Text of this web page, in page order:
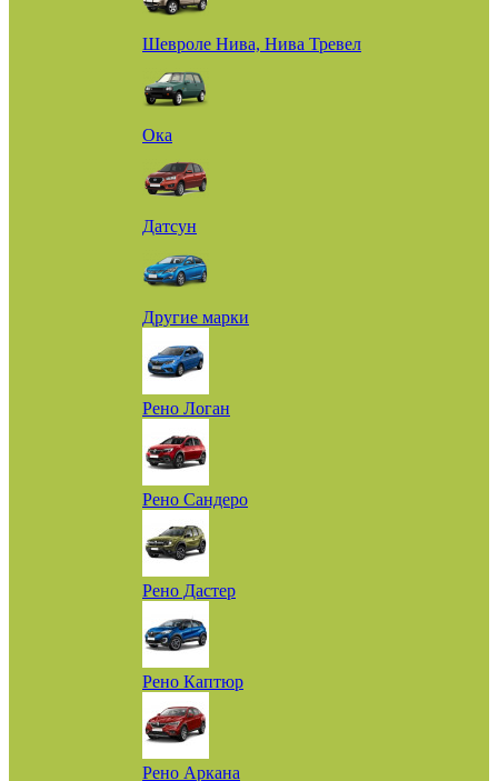
Шевроле Нива, Нива Тревел
Ока
Датсун
Другие марки
Рено Логан
Рено Сандеро
Рено Дастер
Рено Каптюр
Рено Аркана